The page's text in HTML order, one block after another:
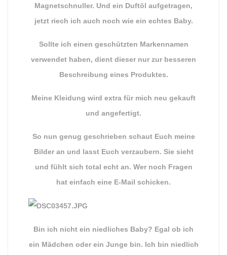
Magnetschnuller. Und ein Duftöl aufgetragen,
jetzt riech ich auch noch wie ein echtes Baby.
Sollte ich einen geschützten Markennamen
verwendet haben, dient dieser nur zur besseren
Beschreibung eines Produktes.
Meine Kleidung wird extra für mich neu gekauft
und angefertigt.
So nun genug geschrieben schaut Euch meine
Bilder an und lasst Euch verzaubern. Sie sieht
und fühlt sich total echt an. Wer noch Fragen
hat einfach eine E-Mail schicken.
Bin ich nicht ein niedliches Baby? Egal ob ich
ein Mädchen oder ein Junge bin. Ich bin niedlich